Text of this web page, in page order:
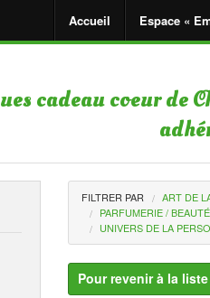
Accueil Espace «
cadeau coeur de
FILTRER PAR ART DE
PARFUMERIE /
UNIVERS DE LA
Pour revenir à la